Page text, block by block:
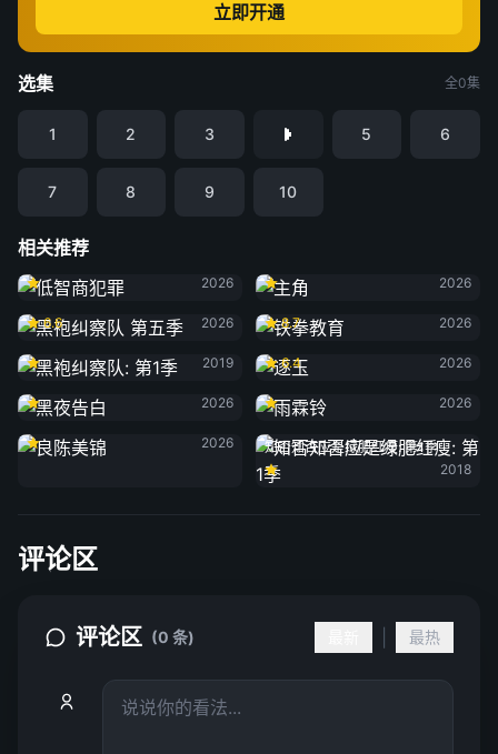
立即开通
选集 全0集
1 2 3 5 6
7 8 9 10
相关推荐
低智商犯罪
2026
2026
黑袍纠察队 第五季
6.6
2026
铁拳教育
8.7
2026
黑袍纠察队: 第1季
2019
逐玉
6.4
2026
黑夜告白
2026
雨霖铃
2026
良陈美锦
2026
知否知否应是绿肥红瘦: 第1季
2018
评论区
评论区 (0 条) 最热